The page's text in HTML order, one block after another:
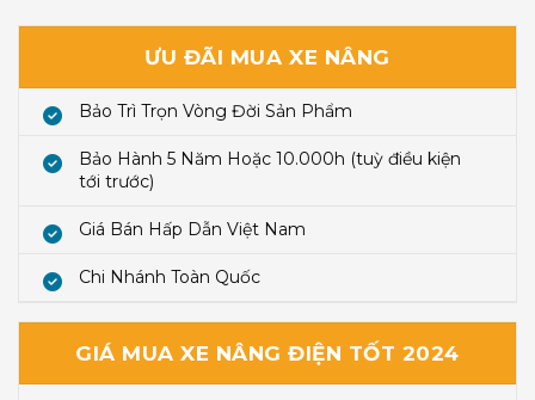
ƯU ĐÃI MUA XE NÂNG
Bảo Trì Trọn Vòng Đời Sản Phẩm
Bảo Hành 5 Năm Hoặc 10.000h (tuỳ điều kiện
tới trước)
Giá Bán Hấp Dẫn Việt Nam
Chi Nhánh Toàn Quốc
GIÁ MUA XE NÂNG ĐIỆN TỐT 2024